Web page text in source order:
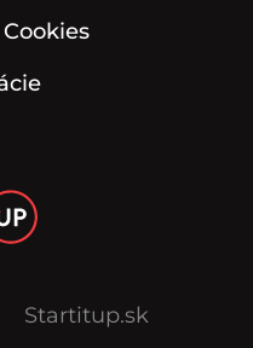
Startitup.sk